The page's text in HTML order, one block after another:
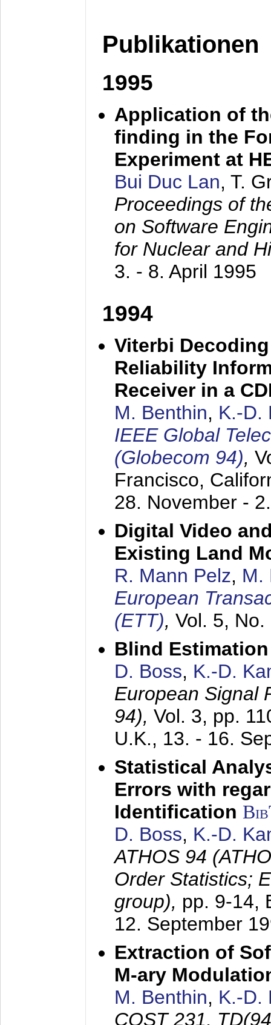
Publikationen
1995
Application of
finding in the
Experiment at
Bui Duc Lan, T.
Proceedings of
on Software
for Nuclear and
3. - 8. April 1995
1994
Viterbi
Reliability
Receiver in a
M. Benthin, K.-D.
IEEE Global
(Globecom 94),
Francisco,
28. November -
Digital Video
Existing Land
R. Mann Pelz, M.
European
(ETT), Vol. 5,
Blind
D. Boss, K.-D.
European Signal
94), Vol. 3, pp.
U.K., 13. - 16.
Statistical
Errors with
Identification
D. Boss, K.-D.
ATHOS 94
Order Statistics;
group), pp. 9-14,
12. September
Extraction of
M-ary
M. Benthin, K.-D.
COST 231,